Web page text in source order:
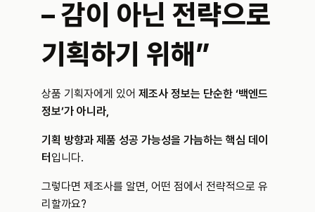
– 감이 아닌 전략으로
기획하기 위해”
상품 기획자에게 있어 제조사 정보는 단순한 ‘백엔드
정보’가 아니라,
기획 방향과 제품 성공 가능성을 가늠하는 핵심 데이
터 입니다.
그렇다면 제조사를 알면, 어떤 점에서 전략적으로 유
리할까요?